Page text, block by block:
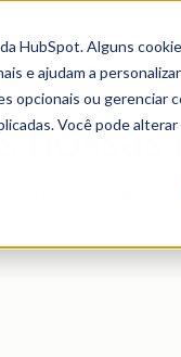
HubSpot. Alguns
e ajudam a
opcionais ou gerenciar
Você pode
de caso
resultados